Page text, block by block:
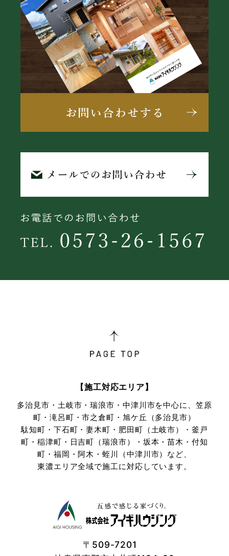
【施工対応エリア】
多治見市・土岐市・瑞浪市・中津川市を中心に、笠原
町・滝呂町・市之倉町・旭ケ丘（多治見市）
駄知町・下石町・妻木町・肥田町（土岐市）・釜戸
町・稲津町・日吉町（瑞浪市）・坂本・苗木・付知
町・ 福岡・阿木・蛭川（中津川市）など、
東濃エリア全域で施工に対応しています。
〒509-7201